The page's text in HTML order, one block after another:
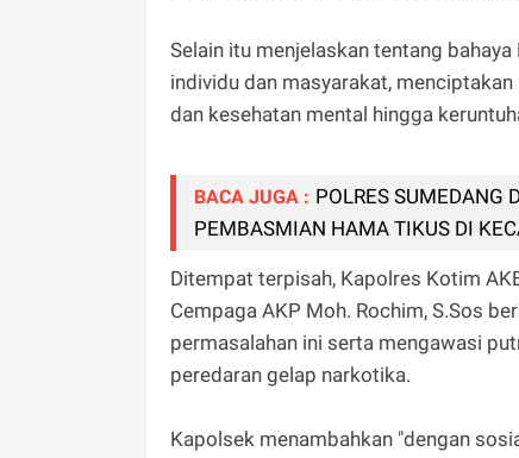
Selain itu menjelaskan tentang
individu dan masyarakat,
dan kesehatan mental hingga
BACA JUGA : POLRES SUMEDANG
PEMBASMIAN HAMA TIKUS DI
Ditempat terpisah, Kapolres Kotim
Cempaga AKP Moh. Rochim, S.Sos
permasalahan ini serta mengawasi
peredaran gelap narkotika.
Kapolsek menambahkan "dengan